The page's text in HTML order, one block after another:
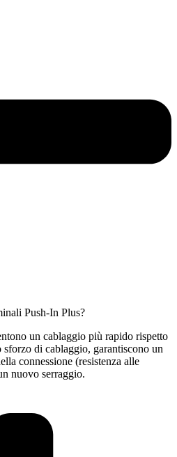
Push-In Plus?
un cablaggio più rapido rispetto
di cablaggio, garantiscono un
connessione (resistenza alle
nuovo serraggio.